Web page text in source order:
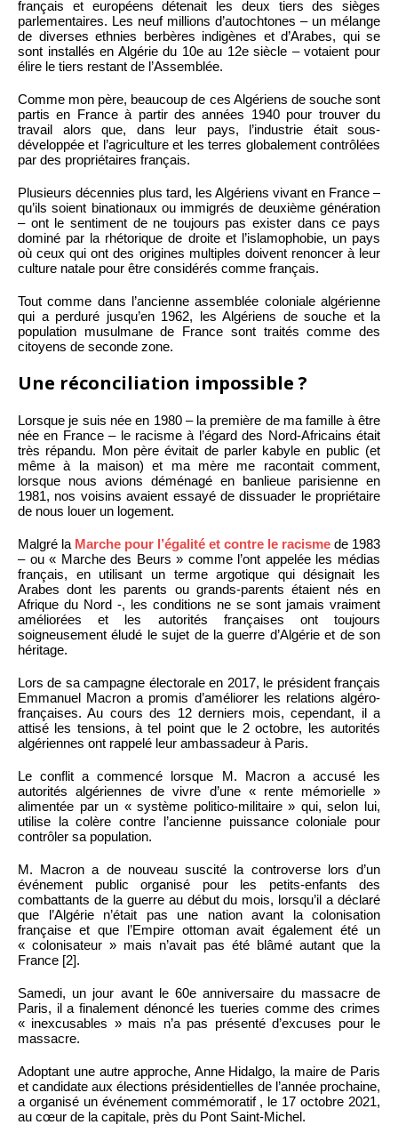
français et européens détenait les deux tiers des sièges
parlementaires. Les neuf millions d’autochtones – un mélange
de diverses ethnies berbères indigènes et d’Arabes, qui se
sont installés en Algérie du 10e au 12e siècle – votaient pour
élire le tiers restant de l’Assemblée.
Comme mon père, beaucoup de ces Algériens de souche sont
partis en France à partir des années 1940 pour trouver du
travail alors que, dans leur pays, l’industrie était sous-
développée et l’agriculture et les terres globalement contrôlées
par des propriétaires français.
Plusieurs décennies plus tard, les Algériens vivant en France –
qu’ils soient binationaux ou immigrés de deuxième génération
– ont le sentiment de ne toujours pas exister dans ce pays
dominé par la rhétorique de droite et l’islamophobie, un pays
où ceux qui ont des origines multiples doivent renoncer à leur
culture natale pour être considérés comme français.
Tout comme dans l’ancienne assemblée coloniale algérienne
qui a perduré jusqu’en 1962, les Algériens de souche et la
population musulmane de France sont traités comme des
citoyens de seconde zone.
Une réconciliation impossible ?
Lorsque je suis née en 1980 – la première de ma famille à être
née en France – le racisme à l’égard des Nord-Africains était
très répandu. Mon père évitait de parler kabyle en public (et
même à la maison) et ma mère me racontait comment,
lorsque nous avions déménagé en banlieue parisienne en
1981, nos voisins avaient essayé de dissuader le propriétaire
de nous louer un logement.
Malgré la Marche pour l’égalité et contre le racisme de 1983
– ou « Marche des Beurs » comme l’ont appelée les médias
français, en utilisant un terme argotique qui désignait les
Arabes dont les parents ou grands-parents étaient nés en
Afrique du Nord -, les conditions ne se sont jamais vraiment
améliorées et les autorités françaises ont toujours
soigneusement éludé le sujet de la guerre d’Algérie et de son
héritage.
Lors de sa campagne électorale en 2017, le président français
Emmanuel Macron a promis d’améliorer les relations algéro-
françaises. Au cours des 12 derniers mois, cependant, il a
attisé les tensions, à tel point que le 2 octobre, les autorités
algériennes ont rappelé leur ambassadeur à Paris.
Le conflit a commencé lorsque M. Macron a accusé les
autorités algériennes de vivre d’une « rente mémorielle »
alimentée par un « système politico-militaire » qui, selon lui,
utilise la colère contre l’ancienne puissance coloniale pour
contrôler sa population.
M. Macron a de nouveau suscité la controverse lors d’un
événement public organisé pour les petits-enfants des
combattants de la guerre au début du mois, lorsqu’il a déclaré
que l’Algérie n’était pas une nation avant la colonisation
française et que l’Empire ottoman avait également été un
« colonisateur » mais n’avait pas été blâmé autant que la
France [2].
Samedi, un jour avant le 60e anniversaire du massacre de
Paris, il a finalement dénoncé les tueries comme des crimes
« inexcusables » mais n’a pas présenté d’excuses pour le
massacre.
Adoptant une autre approche, Anne Hidalgo, la maire de Paris
et candidate aux élections présidentielles de l’année prochaine,
a organisé un événement commémoratif , le 17 octobre 2021,
au cœur de la capitale, près du Pont Saint-Michel.